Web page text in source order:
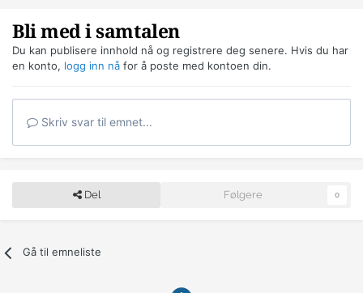
Bli med i samtalen
Du kan publisere innhold nå og registrere deg senere. Hvis du har
en konto, logg inn nå for å poste med kontoen din.
Skriv svar til emnet...
Del Følgere 0
Gå til emneliste